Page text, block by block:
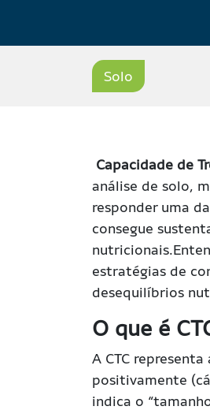
Solo
Capacidade de
análise de solo,
responder uma
consegue
estratégias de
desequilíbrios
O que é
A CTC
positivamente
indica o